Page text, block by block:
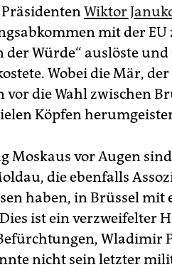
Wiktor
mit der
der Würde“ auslöste
Wobei die Mär,
vor die Wahl zwischen
Köpfen
Moskaus vor Augen
die ebenfalls
haben, in Brüssel
ist ein verzweifelter
Wladimir
nicht sein letzter